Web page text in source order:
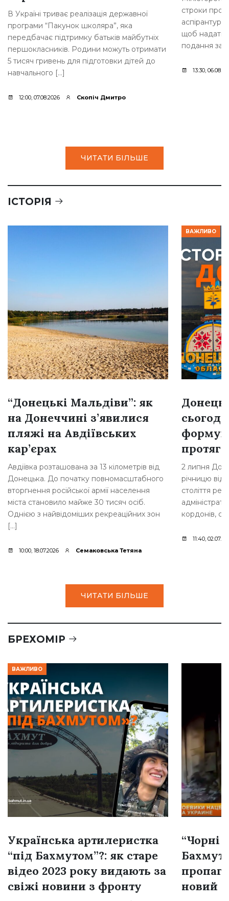
В Україні триває реалізація державної
програми “Пакунок школяра”, яка
передбачає підтримку батьків майбутніх
першокласників. Родини можуть отримати
5 тисяч гривень для підготовки дітей до
навчального […]
12:00, 07.08.2026 Скопіч Дмитро
строки
щоб надати
подання
13:30,
ЧИТАТИ БІЛЬШЕ
ІСТОРІЯ
“Донецькі Мальдіви”: як
на Донеччині з’явилися
пляжі на Авдіївських
кар’єрах
Авдіївка розташована за 13 кілометрів від
Донецька. До початку повномасштабного
вторгнення російської армії населення
міста становило майже 30 тисяч осіб.
Однією з найвідоміших рекреаційних зон
[…]
10:00, 18.07.2026 Семаковська Тетяна
ВАЖЛИВО
2 липня
річницю
століття
кордонів,
11:40,
ЧИТАТИ БІЛЬШЕ
БРЕХОМІР
ВАЖЛИВО
Українська артилеристка
“під Бахмутом”?: як старе
відео 2023 року видають за
свіжі новини з фронту
“Чорні
новий